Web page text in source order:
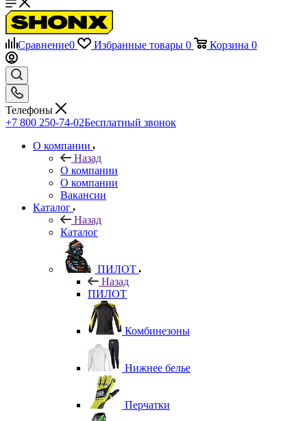
Сравнение0 Избранные товары 0 Корзина 0
Телефоны
+7 800 250-74-02Бесплатный звонок
О компании
Назад
О компании
О компании
Вакансии
Каталог
Назад
Каталог
ПИЛОТ
Назад
ПИЛОТ
Комбинезоны
Нижнее белье
Перчатки